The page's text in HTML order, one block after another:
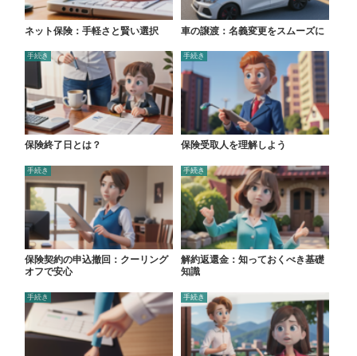
ネット保険：手軽さと賢い選択 車の譲渡：名義変更をスムーズに
手続き
保険終了日とは？
手続き
保険受取人を理解しよう
手続き
保険契約の申込撤回：クーリング
オフで安心
手続き
解約返還金：知っておくべき基礎
知識
手続き 手続き